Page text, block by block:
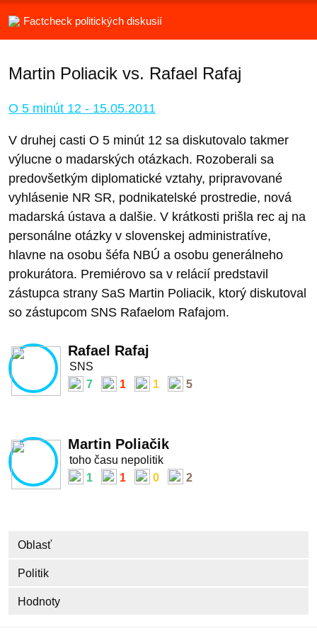
Factcheck politických diskusií
Martin Poliacik vs. Rafael Rafaj
O 5 minút 12 - 15.05.2011
V druhej casti O 5 minút 12 sa diskutovalo takmer
výlucne o madarských otázkach. Rozoberali sa
predovšetkým diplomatické vztahy, pripravované
vyhlásenie NR SR, podnikatelské prostredie, nová
madarská ústava a dalšie. V krátkosti prišla rec aj na
personálne otázky v slovenskej administratíve,
hlavne na osobu šéfa NBÚ a osobu generálneho
prokurátora. Premiérovo sa v relácií predstavil
zástupca strany SaS Martin Poliacik, ktorý diskutoval
so zástupcom SNS Rafaelom Rafajom.
Rafael Rafaj
SNS
7
1 1 5
Martin Poliačik
toho času nepolitik
1
1 0 2
Oblasť
Politik
Hodnoty